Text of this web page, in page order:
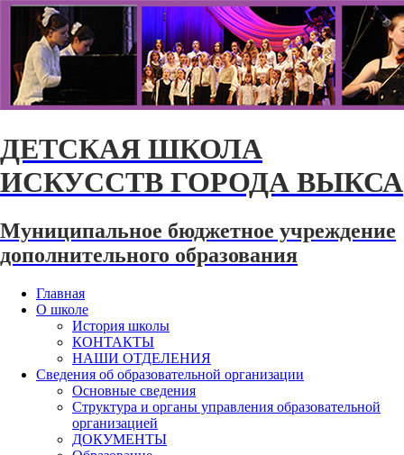
ДЕТСКАЯ ШКОЛА
ИСКУССТВ ГОРОДА ВЫКСА
Муниципальное бюджетное учреждение
дополнительного образования
Главная
О школе
История школы
КОНТАКТЫ
НАШИ ОТДЕЛЕНИЯ
Сведения об образовательной организации
Основные сведения
Структура и органы управления образовательной
организацией
ДОКУМЕНТЫ